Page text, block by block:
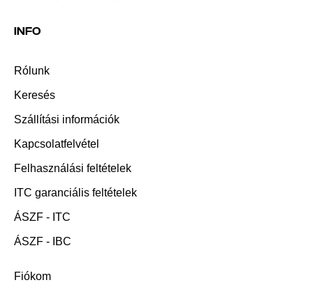
INFO
Rólunk
Keresés
Szállítási információk
Kapcsolatfelvétel
Felhasználási feltételek
ITC garanciális feltételek
ÁSZF - ITC
ÁSZF - IBC
Fiókom